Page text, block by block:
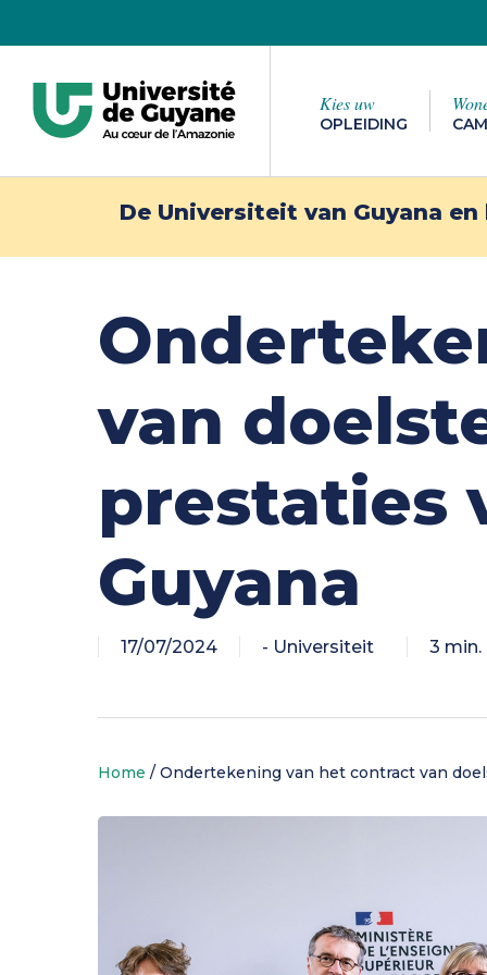
naar
hoofdinhoud
Kies uw
OPLEIDING
Je cursus kiezen
Wonen op de campus
Naar de UG
Naar het
Ondersteuning voor
onderzoek
Ontdek de universiteit
De Universiteit van Guyana
van
prestaties
Guyana
17/07/2024 - Universiteit 3
Home / Ondertekening van het contract van